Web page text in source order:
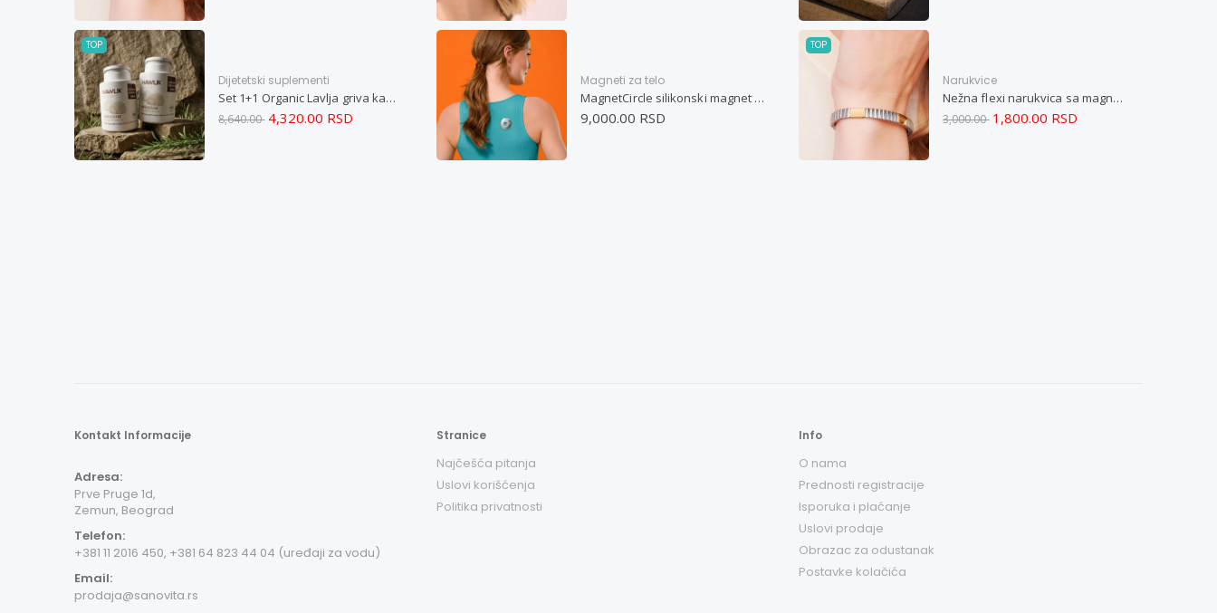
TOP
Dijetetski suplementi
Set 1+1 Organic Lavlja griva kapsule -Hericium ekstrakt 60
8,640.00 4,320.00 RSD
Magneti za telo
MagnetCircle silikonski magnet za telo
9,000.00 RSD
TOP
Narukvice
Nežna flexi narukvica sa magnetima i elementima u boji zlata i bakrom M
3,000.00 1,800.00 RSD
Kontakt Informacije
Adresa:
Prve Pruge 1d,
Zemun, Beograd
Telefon:
+381 11 2016 450, +381 64 823 44 04 (uređaji za vodu)
Email:
prodaja@sanovita.rs
Stranice
Najčešća pitanja
Uslovi korišćenja
Politika privatnosti
Info
O nama
Prednosti registracije
Isporuka i plaćanje
Uslovi prodaje
Obrazac za odustanak
Postavke kolačića